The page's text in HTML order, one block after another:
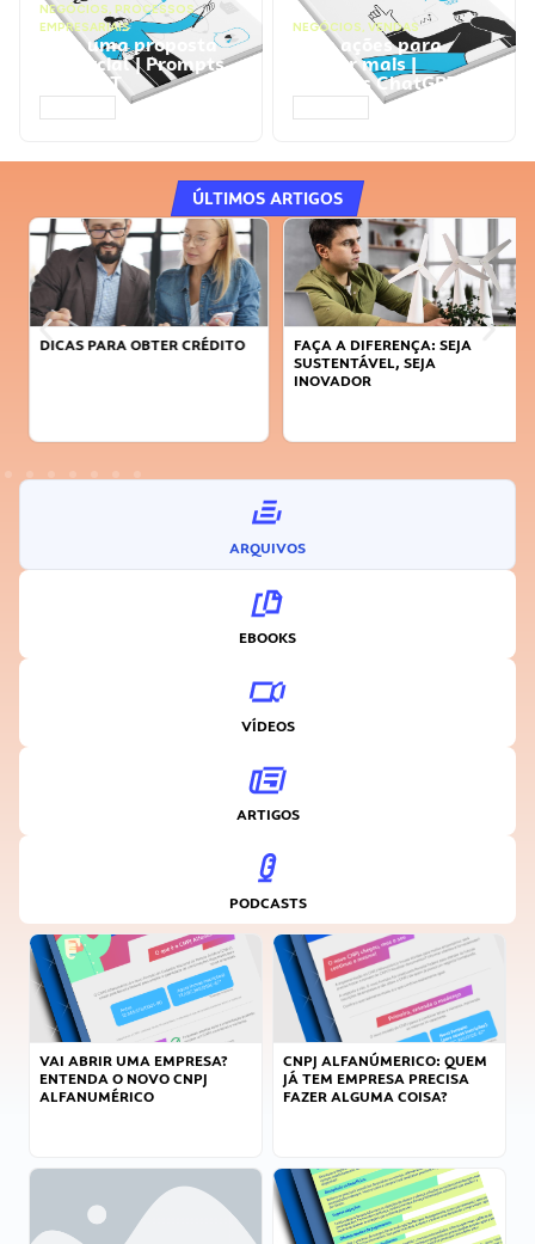
NEGÓCIOS, PROCESSOS
EMPRESARIAIS
Faça uma proposta
comercial | Prompts
ChatGPT
NEGÓCIOS, VENDAS
Faça ações para
vender mais |
Prompts ChatGPT
ÚLTIMOS ARTIGOS
DICAS PARA OBTER CRÉDITO
FAÇA A DIFERENÇA: SEJA
SUSTENTÁVEL, SEJA
INOVADOR
ARQUIVOS
EBOOKS
VÍDEOS
ARTIGOS
PODCASTS
VAI ABRIR UMA EMPRESA?
ENTENDA O NOVO CNPJ
ALFANUMÉRICO
CNPJ ALFANÚMERICO: QUEM
JÁ TEM EMPRESA PRECISA
FAZER ALGUMA COISA?